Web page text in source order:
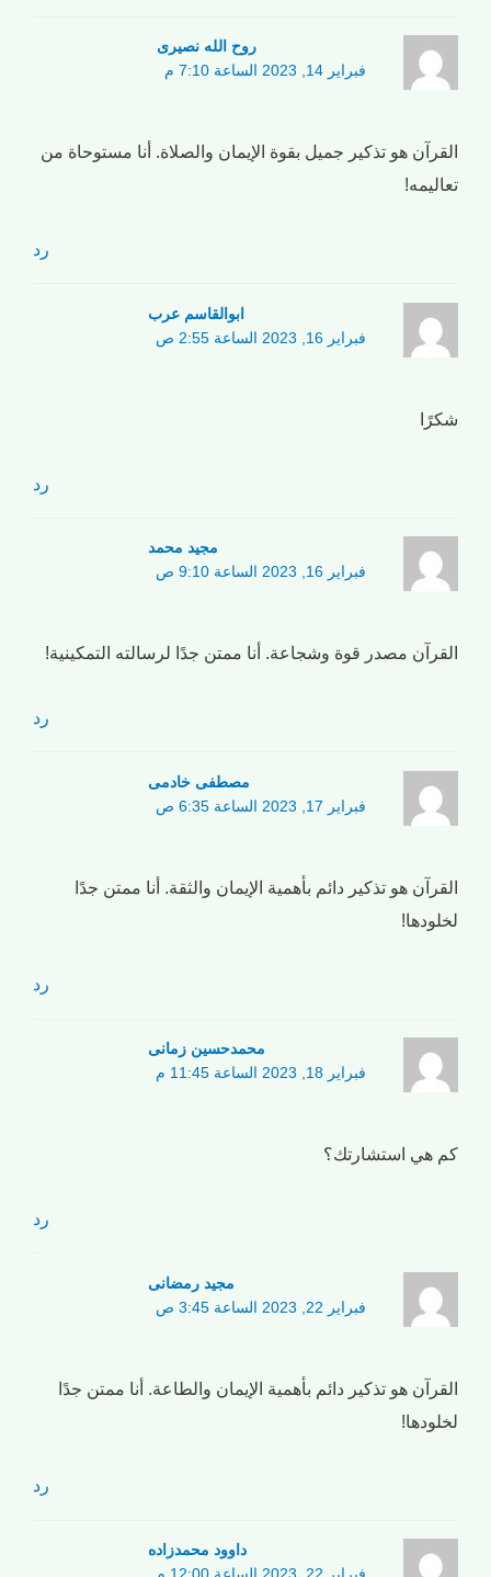
روح الله نصیری
فبراير 14, 2023 الساعة 7:10 م
القرآن هو تذكير جميل بقوة الإيمان والصلاة. أنا مستوحاة من
تعاليمه!
رد
ابوالقاسم عرب
فبراير 16, 2023 الساعة 2:55 ص
شكرًا
رد
مجید محمد
فبراير 16, 2023 الساعة 9:10 ص
القرآن مصدر قوة وشجاعة. أنا ممتن جدًا لرسالته التمكينية!
رد
مصطفی خادمی
فبراير 17, 2023 الساعة 6:35 ص
القرآن هو تذكير دائم بأهمية الإيمان والثقة. أنا ممتن جدًا
لخلودها!
رد
محمدحسین زمانی
فبراير 18, 2023 الساعة 11:45 م
كم هي استشارتك؟
رد
مجید رمضانی
فبراير 22, 2023 الساعة 3:45 ص
القرآن هو تذكير دائم بأهمية الإيمان والطاعة. أنا ممتن جدًا
لخلودها!
رد
داوود محمدزاده